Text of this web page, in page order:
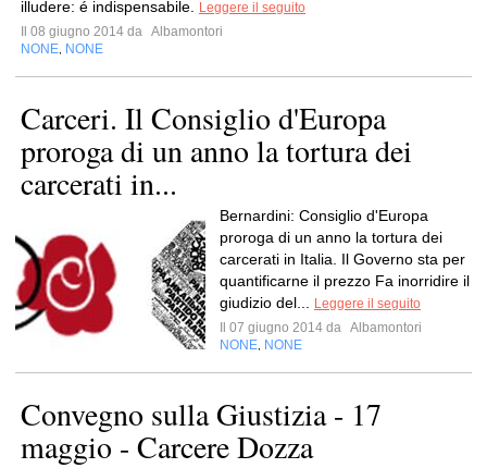
illudere: é indispensabile.
Leggere il seguito
Il 08 giugno 2014 da Albamontori
NONE NONE
Carceri. Il Consiglio d'Europa
proroga di un anno la tortura dei
carcerati in...
Bernardini: Consiglio d'Europa
proroga di un anno la tortura dei
carcerati in Italia. Il Governo sta per
quantificarne il prezzo Fa inorridire il
giudizio del...
Leggere il seguito
Il 07 giugno 2014 da Albamontori
NONE NONE
Convegno sulla Giustizia - 17
maggio - Carcere Dozza